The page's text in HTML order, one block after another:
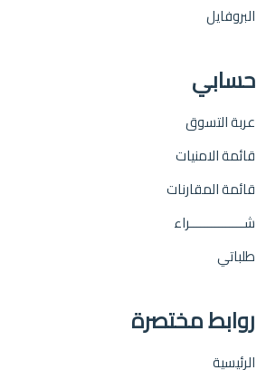
البروفايل
حسابي
عربة التسوق
قائمة الامنيات
قائمة المقارنات
شـــــــــــــــراء
طلباتي
روابط مختصرة
الرئيسية